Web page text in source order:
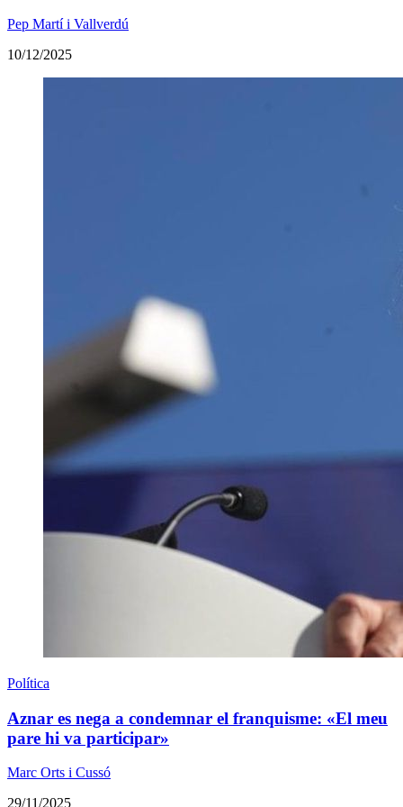
Pep Martí i Vallverdú
10/12/2025
Política
Aznar es nega a condemnar el franquisme: «El meu
pare hi va participar»
Marc Orts i Cussó
29/11/2025